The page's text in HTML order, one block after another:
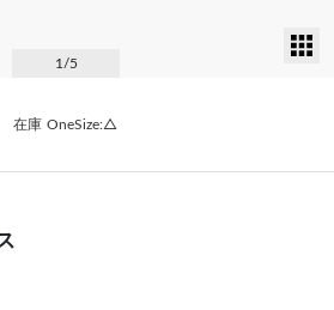
1 /5
在庫 OneSize:△